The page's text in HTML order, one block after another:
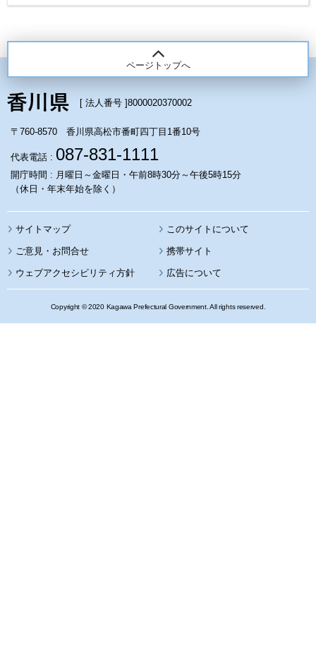
ページトップへ
[ 法人番号 ]8000020370002
〒760-8570 香川県高松市番町四丁目1番10号
代表電話 : 087-831-1111
開庁時間 : 月曜日～金曜日・午前8時30分～午後5時15分
（休日・年末年始を除く）
サイトマップ このサイトについて
携帯サイト
ウェブアクセシビリティ方針 広告について
Copyright © 2020 Kagawa Prefectural Government. All rights reserved.